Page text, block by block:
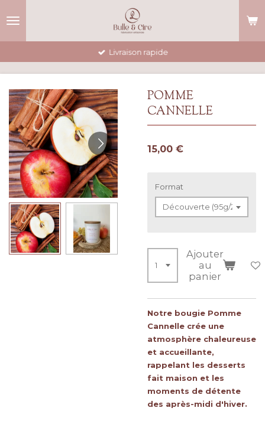
au
Livraison rapide
POMME
CANNELLE
15,00 €
Format
Ajouter
au
panier
Notre bougie Pomme
Cannelle crée une
atmosphère chaleureuse
et accueillante,
rappelant les desserts
fait maison et les
moments de détente
des après-midi d'hiver.